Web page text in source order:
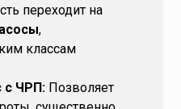
переходит на
,
классам
с ЧРП: Позволяет